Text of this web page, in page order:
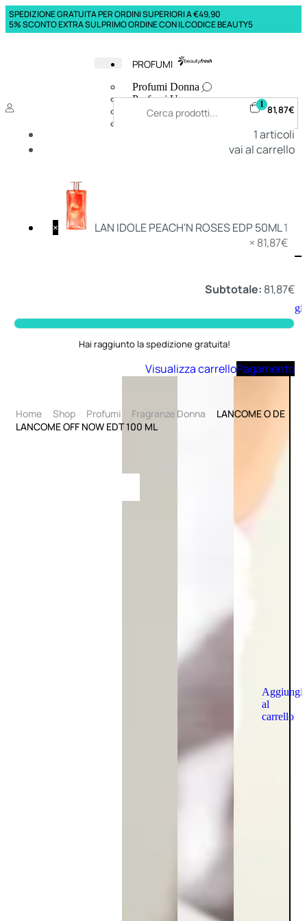
SPEDIZIONE GRATUITA PER ORDINI SUPERIORI A €49,90
5% SCONTO EXTRA SUL PRIMO ORDINE CON IL CODICE BEAUTY5
PROFUMI
Profumi Donna
Profumi Uomo
Deodoranti Donna
Aggiungi
al
Aggiungi
al
carrello
1 81,87€
1articoli
vai al carrello
× LAN IDOLE PEACH'N ROSES EDP 50ML1
× 81,87€
Subtotale: 81,87€
Hai raggiunto la spedizione gratuita!
Visualizza carrelloPagamento
Home Shop Profumi Fragranze Donna
LANCOME O DE
LANCOME OFF NOW EDT 100 ML